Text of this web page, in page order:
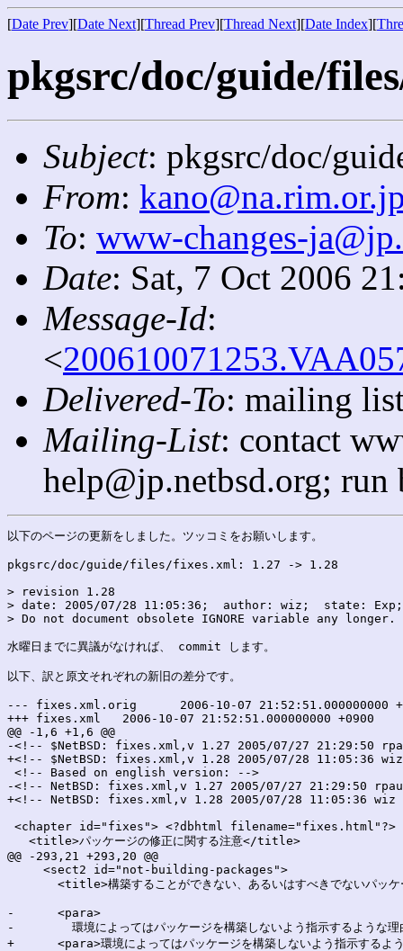
[Date Prev][Date Next][Thread Prev][Thread Next][Date Index][
pkgsrc/doc/guide/
Subject: pkgsrc/doc/
From:
To: www-changes-
Date: Sat, 7 Oct 2006
Message-Id:
<
Delivered-To: mailing
Mailing-List: contact
help@jp.netbsd.org;
以下のページの更新をしました。ツッコミをお願いします。
pkgsrc/doc/guide/files/fixes.xml: 1.27 -> 1.28
> revision 1.28
> date: 2005/07/28 11:05:36;  author: wiz;  state:
> Do not document obsolete IGNORE variable any longer.
水曜日までに異議がなければ、 commit します。
以下、訳と原文それぞれの新旧の差分です。
--- fixes.xml.orig	2006-10-07 21:52:51.000000000 +0900
+++ fixes.xml	2006-10-07 21:52:51.000000000 +0900
@@ -1,6 +1,6 @@
-<!-- $NetBSD: fixes.xml,v 1.27 2005/07/27 21:29:50
+<!-- $NetBSD: fixes.xml,v 1.28 2005/07/28 11:05:36
<!-- Based on english version: -->
-<!-- NetBSD: fixes.xml,v 1.27 2005/07/27 21:29:50
+<!-- NetBSD: fixes.xml,v 1.28 2005/07/28 11:05:36
<chapter id="fixes"> <?dbhtml filename="fixes.html"?>
   <title>パッケージの修正に関する注意</title>
@@ -293,21 +293,20 @@
     <sect2 id="not-building-packages">
<title>構築することができない、あるいはすべきでないパッ
-      <para>
-        環境によってはパッケージを構築しないよう指示するような理
+      <para>環境によってはパッケージを構築しないよう指示するよう